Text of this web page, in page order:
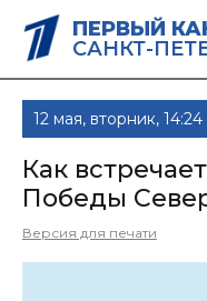
ПЕРВЫЙ
САНКТ-
12 мая, вторник, 14:24
Как
Победы
Версия для печати